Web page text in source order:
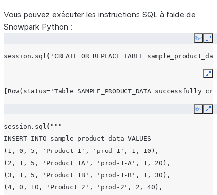
Vous pouvez exécuter les instructions SQL à l’aide de
Snowpark Python :
Copy
session . sql ( 'CREATE OR REPLACE TABLE
[Row(status='Table SAMPLE_PRODUCT_DATA successfully
Copy
session . sql ( """
INSERT INTO sample_product_data VALUES
(1, 0, 5, 'Product 1', 'prod-1', 1, 10),
(2, 1, 5, 'Product 1A', 'prod-1-A', 1, 20),
(3, 1, 5, 'Product 1B', 'prod-1-B', 1, 30),
(4, 0, 10, 'Product 2', 'prod-2', 2, 40),